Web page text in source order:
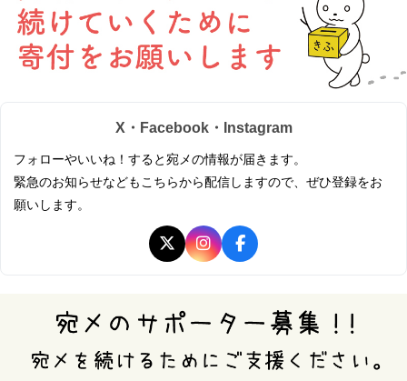
X・Facebook・Instagram
フォローやいいね！すると宛メの情報が届きます。
緊急のお知らせなどもこちらから配信しますので、ぜひ登録をお
願いします。